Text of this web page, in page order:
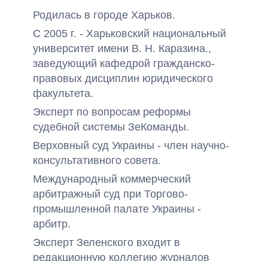
Родилась в городе Харьков.
С 2005 г. - Харьковский национальный
университет имени В. Н. Каразина.,
заведующий кафедрой гражданско-
правовых дисциплин юридического
факультета.
Эксперт по вопросам реформы
судебной системы ЗеКоманды.
Верховный суд Украины - член научно-
консультативного совета.
Международный коммерческий
арбитражный суд при Торгово-
промышленной палате Украины -
арбитр.
Эксперт Зеленского входит в
редакционную коллегию журналов